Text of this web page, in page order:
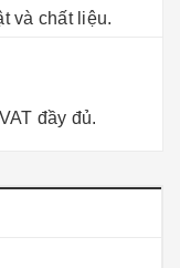
và chất liệu.
đầy đủ.